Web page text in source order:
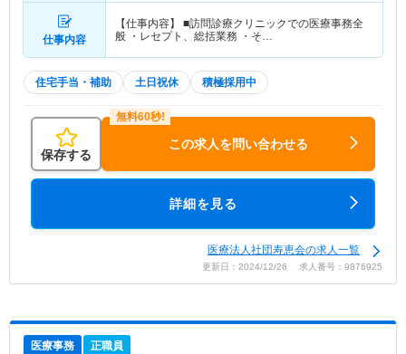
仕事内容
【仕事内容】 ■訪問診療クリニックでの医療事務全
般 ・レセプト、総括業務 ・そ…
住宅手当・補助 土日祝休 積極採用中
保存する
この求人を問い合わせる
詳細を見る
医療法人社団寿恵会の求人一覧
更新日：2024/12/26 求人番号：9876925
医療事務 正職員